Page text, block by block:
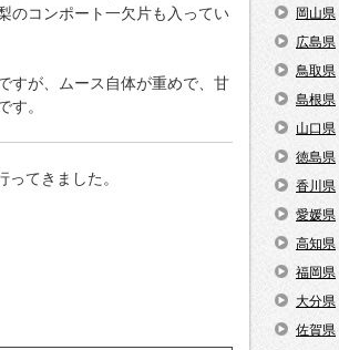
のコンポート一欠片も入ってい
すが、ムース自体が重めで、甘
す。
てきました。
岡山県
広島県
鳥取県
島根県
山口県
徳島県
香川県
愛媛県
高知県
福岡県
大分県
佐賀県